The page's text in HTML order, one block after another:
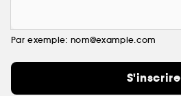
Par exemple: nom@example.com
S'inscrire